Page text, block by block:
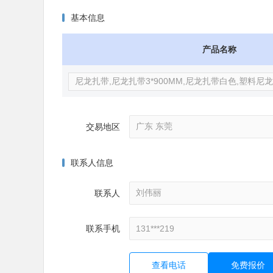
基本信息
产品名称
交易地区
联系人信息
联系人
联系手机
查看电话 免费报价